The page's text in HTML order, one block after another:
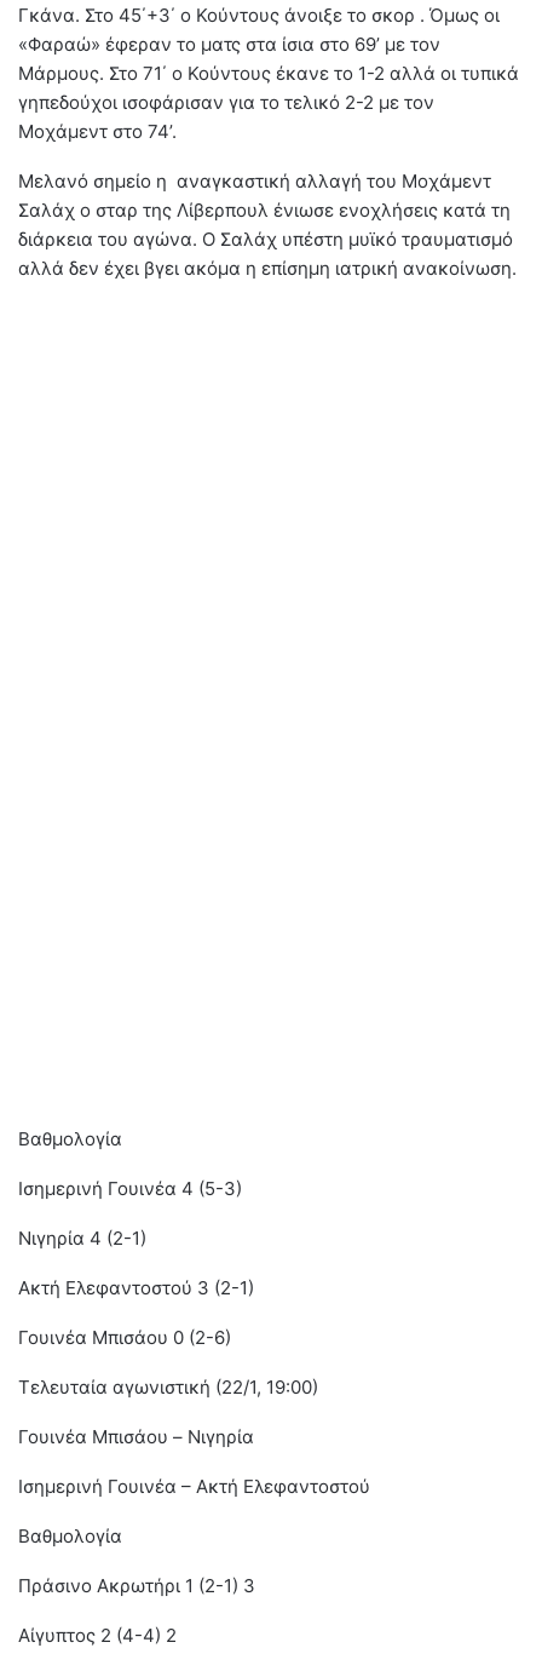
Γκάνα. Στο 45΄+3΄ ο Κούντους άνοιξε το σκορ . Όμως οι
«Φαραώ» έφεραν το ματς στα ίσια στο 69’ με τον
Μάρμους. Στο 71΄ ο Κούντους έκανε το 1-2 αλλά οι τυπικά
γηπεδούχοι ισοφάρισαν για το τελικό 2-2 με τον
Μοχάμεντ στο 74’.
Μελανό σημείο η αναγκαστική αλλαγή του Μοχάμεντ
Σαλάχ ο σταρ της Λίβερπουλ ένιωσε ενοχλήσεις κατά τη
διάρκεια του αγώνα. Ο Σαλάχ υπέστη μυϊκό τραυματισμό
αλλά δεν έχει βγει ακόμα η επίσημη ιατρική ανακοίνωση.
Βαθμολογία
Ισημερινή Γουινέα 4 (5-3)
Νιγηρία 4 (2-1)
Ακτή Ελεφαντοστού 3 (2-1)
Γουινέα Μπισάου 0 (2-6)
Τελευταία αγωνιστική (22/1, 19:00)
Γουινέα Μπισάου – Nιγηρία
Ισημερινή Γουινέα – Ακτή Ελεφαντοστού
Βαθμολογία
Πράσινο Ακρωτήρι 1 (2-1) 3
Αίγυπτος 2 (4-4) 2